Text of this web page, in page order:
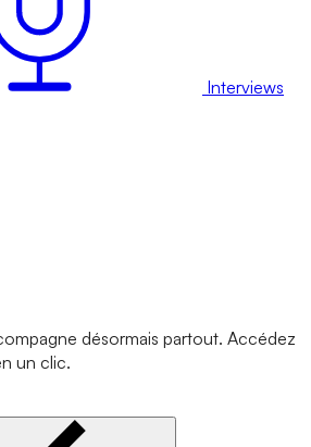
Interviews
désormais partout. Accédez
un clic.